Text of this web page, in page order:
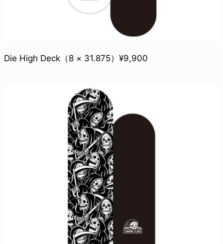
Die High Deck（8 × 31.875）¥9,900